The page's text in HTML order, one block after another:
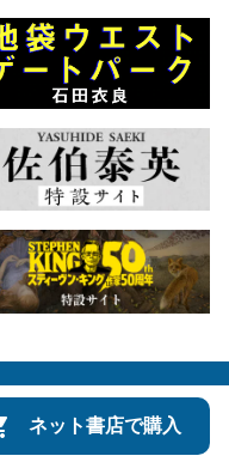
ネット書店で購入
内 お問合せ
Web
CREA WEB
Ltd.